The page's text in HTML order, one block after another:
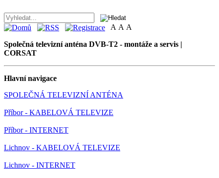
A A A
Společná televizní anténa DVB-T2 - montáže a servis |
CORSAT
Hlavní navigace
SPOLEČNÁ TELEVIZNÍ ANTÉNA
Příbor - KABELOVÁ TELEVIZE
Příbor - INTERNET
Lichnov - KABELOVÁ TELEVIZE
Lichnov - INTERNET